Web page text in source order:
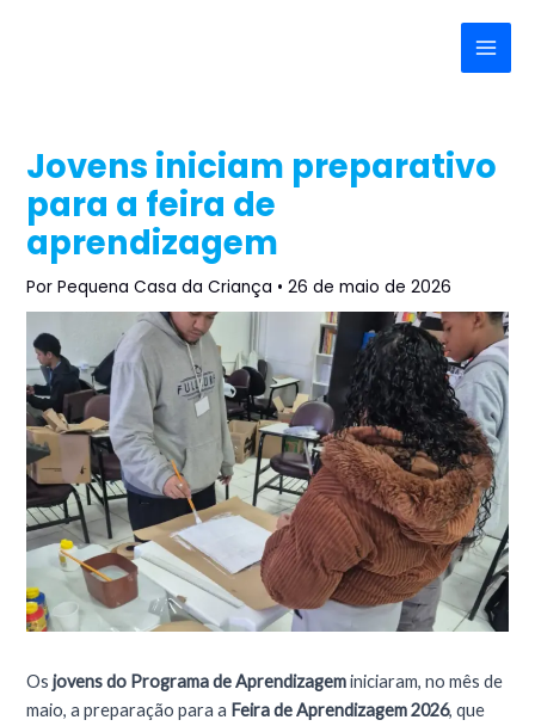
Main
Menu
Jovens iniciam preparativo
para a feira de
aprendizagem
PorPequena Casa da Criança •26 de maio de 2026
Os jovens do Programa de Aprendizageminiciaram, no mês de
maio, a preparação para a Feira de Aprendizagem 2026, que